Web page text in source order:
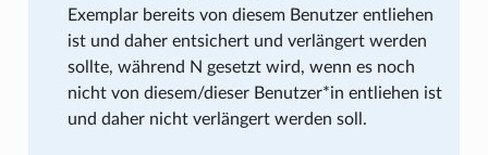
Exemplar bereits von diesem Benutzer entliehen
ist und daher entsichert und verlängert werden
sollte, während N gesetzt wird, wenn es noch
nicht von diesem/dieser Benutzer*in entliehen ist
und daher nicht verlängert werden soll.